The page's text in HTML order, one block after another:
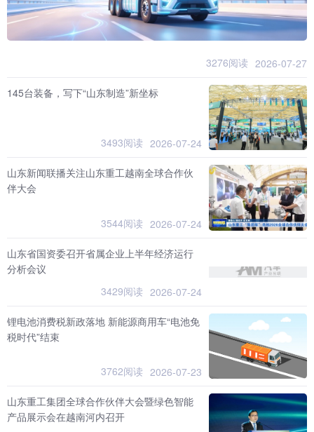
3276阅读 2026-07-27
145台装备，写下“山东制造”新坐标
3493阅读 2026-07-24
山东新闻联播关注山东重工越南全球合作伙
伴大会
3544阅读 2026-07-24
山东省国资委召开省属企业上半年经济运行
分析会议
3429阅读 2026-07-24
锂电池消费税新政落地 新能源商用车“电池免
税时代”结束
3762阅读 2026-07-23
山东重工集团全球合作伙伴大会暨绿色智能
产品展示会在越南河内召开